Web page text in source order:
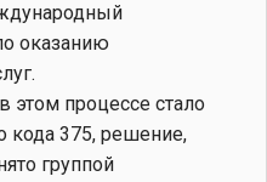
оказанию
процессе стало
кода 375, решение,
группой